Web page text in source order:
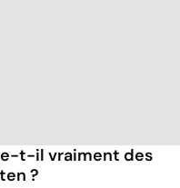
t-il vraiment des
?